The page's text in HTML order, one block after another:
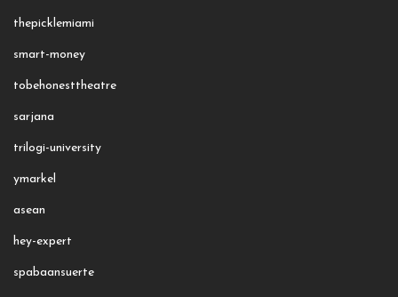
thepicklemiami
smart-money
tobehonesttheatre
sarjana
trilogi-university
ymarkel
asean
hey-expert
spabaansuerte